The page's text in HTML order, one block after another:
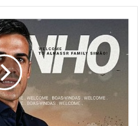
ترتيب
أوراقه
ويعيّن